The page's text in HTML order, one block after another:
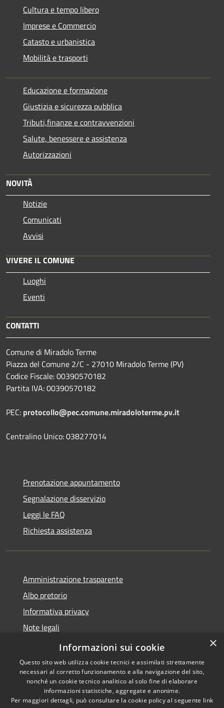
Cultura e tempo libero
Imprese e Commercio
Catasto e urbanistica
Mobilità e trasporti
Educazione e formazione
Giustizia e sicurezza pubblica
Tributi,finanze e contravvenzioni
Salute, benessere e assistenza
Autorizzazioni
NOVITÀ
Notizie
Comunicati
Avvisi
VIVERE IL COMUNE
Luoghi
Eventi
CONTATTI
Comune di Miradolo Terme
Piazza del Comune 2/C - 27010 Miradolo Terme (PV)
Codice Fiscale: 00390570182
Partita IVA: 00390570182
PEC: protocollo@pec.comune.miradoloterme.pv.it
Centralino Unico: 038277014
Prenotazione appuntamento
Segnalazione disservizio
Leggi le FAQ
Richiesta assistenza
Amministrazione trasparente
Albo pretorio
Informativa privacy
Note legali
Dichiarazione di accessibilità
Copyright © 2026 • Comune di
Miradolo Terme • Powered by
×
Informazioni sui cookie
Questo sito web utilizza cookie tecnici e assimilati strettamente
necessari al corretto funzionamento e alla navigazione del sito,
nonché un cookie tecnico analitico al solo fine di elaborare
informazioni statistiche, aggregate e anonime.
Per maggiori dettagli, può consultare la cookie policy al seguente link